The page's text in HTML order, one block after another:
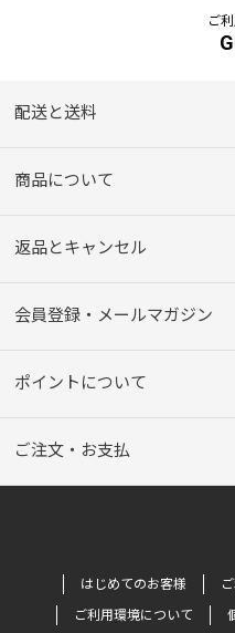
ご
配送と送料
商品について
返品とキャンセル
会員登録・メールマガジン
ポイントについて
ご注文・お支払
はじめてのお客様
ご利用環境について